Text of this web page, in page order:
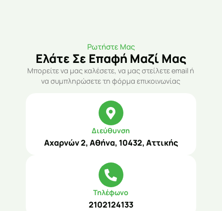
Ρωτήστε Μας
Ελάτε Σε Επαφή Μαζί Μας
Μπορείτε να μας καλέσετε, να μας στείλετε email ή
να συμπληρώσετε τη φόρμα επικοινωνίας
Διεύθυνση
Αχαρνών 2, Αθήνα, 10432, Αττικής
Τηλέφωνο
2102124133